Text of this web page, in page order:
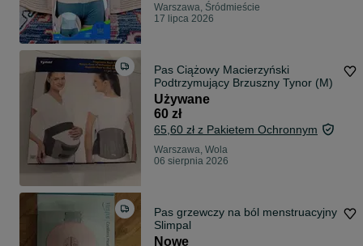
Warszawa, Śródmieście
17 lipca 2026
Pas Ciążowy Macierzyński
Podtrzymujący Brzuszny Tynor (M)
Używane
60 zł
65,60 zł z Pakietem Ochronnym
Warszawa, Wola
06 sierpnia 2026
Pas grzewczy na ból menstruacyjny
Slimpal
Nowe